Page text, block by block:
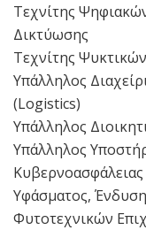
Τεχνίτης
Δικτύωσης
Τεχνίτης
Υπάλληλος
(Logistics)
Υπάλληλος
Υπάλληλος
Κυβερνοασφάλειας
Υφάσματος,
Φυτοτεχνικών